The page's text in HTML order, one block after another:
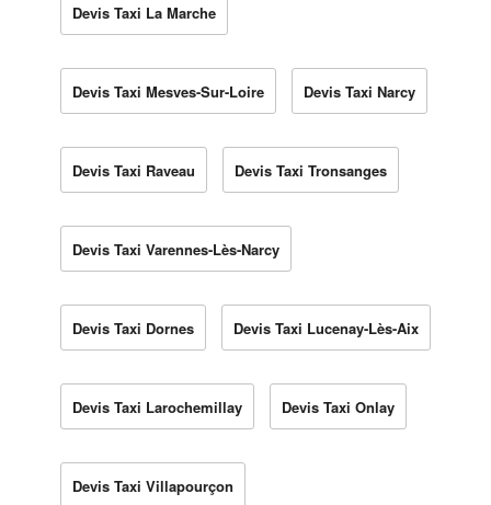
Devis Taxi La Marche
Devis Taxi Mesves-Sur-Loire Devis Taxi Narcy
Devis Taxi Raveau Devis Taxi Tronsanges
Devis Taxi Varennes-Lès-Narcy
Devis Taxi Dornes Devis Taxi Lucenay-Lès-Aix
Devis Taxi Larochemillay Devis Taxi Onlay
Devis Taxi Villapourçon